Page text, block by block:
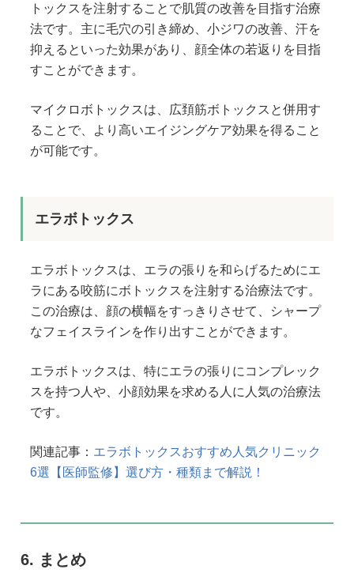
トックスを注射することで肌質の改善を目指す治療
法です。主に毛穴の引き締め、小ジワの改善、汗を
抑えるといった効果があり、顔全体の若返りを目指
すことができます。
マイクロボトックスは、広頚筋ボトックスと併用す
ることで、より高いエイジングケア効果を得ること
が可能です。
エラボトックス
エラボトックスは、エラの張りを和らげるためにエ
ラにある咬筋にボトックスを注射する治療法です。
この治療は、顔の横幅をすっきりさせて、シャープ
なフェイスラインを作り出すことができます。
エラボトックスは、特にエラの張りにコンプレック
スを持つ人や、小顔効果を求める人に人気の治療法
です。
関連記事： エラボトックスおすすめ人気クリニック
6選【医師監修】選び方・種類まで解説！
まとめ